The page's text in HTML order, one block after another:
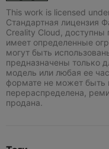
This work is licensed
Стандартная лицензия
Creality Cloud, доступны
имеет определенные
могут быть
предназначены только
модель или любая ее
формате не может быть
перераспределена,
продана.